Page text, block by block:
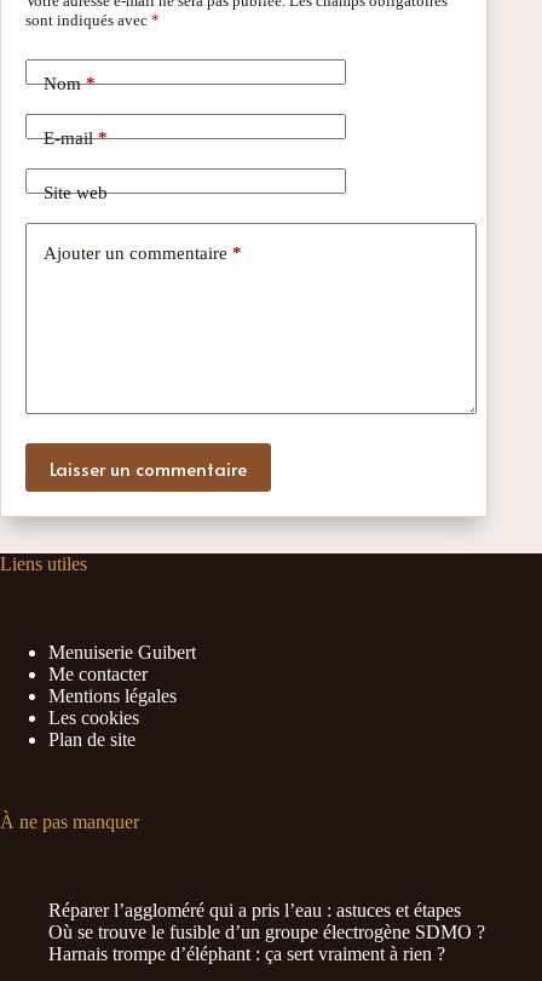
sont indiqués avec *
Nom*
E-mail*
Site web
Ajouter un commentaire *
Laisser un commentaire
Liens utiles
Menuiserie Guibert
Me contacter
Mentions légales
Les cookies
Plan de site
À ne pas manquer
Réparer l’aggloméré qui a pris l’eau : astuces et étapes
Où se trouve le fusible d’un groupe électrogène SDMO ?
Harnais trompe d’éléphant : ça sert vraiment à rien ?